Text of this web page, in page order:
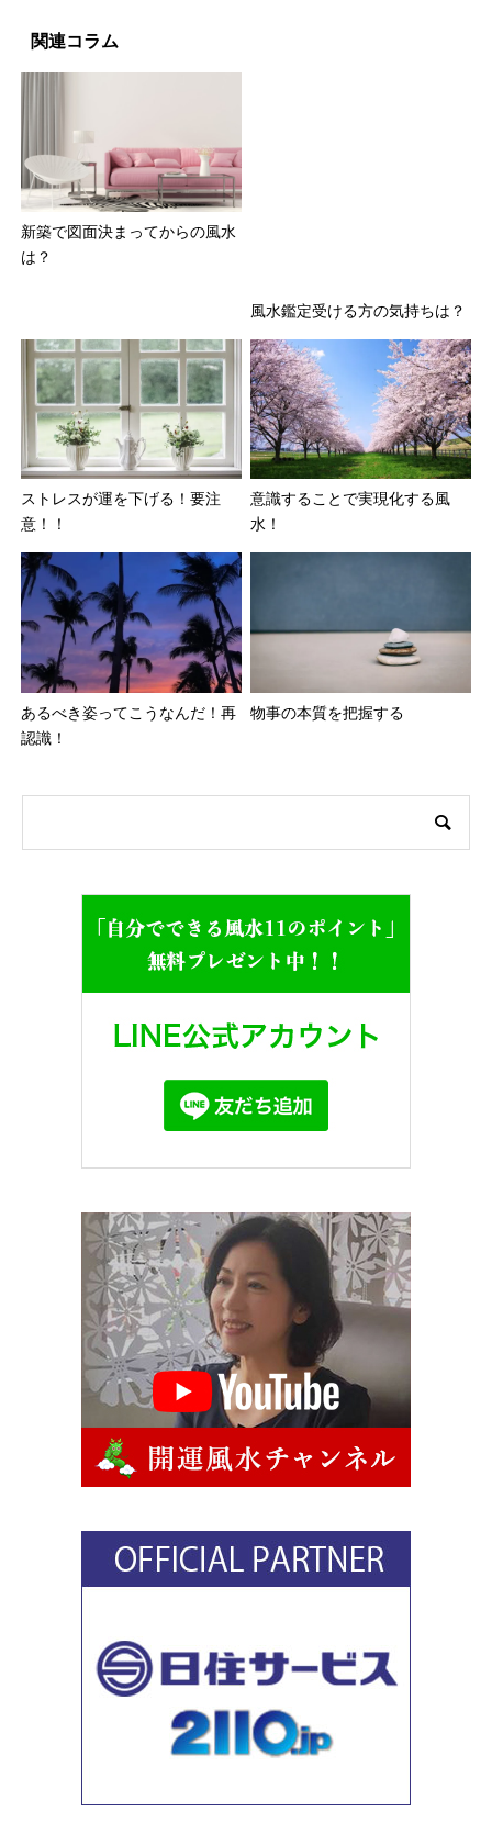
関連コラム
新築で図面決まってからの風水
は？
ストレスが運を下げる！要注
意！！
意識することで実現化する風
水！
あるべき姿ってこうなんだ！再
認識！
物事の本質を把握する
メールマガジン